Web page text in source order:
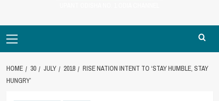
Menu
HOME 30 JULY 2018
RISE NATION INTENT TO ‘STAY HUMBLE, STAY
HUNGRY’